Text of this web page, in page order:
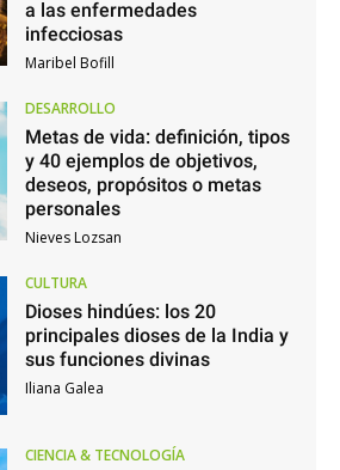
a las enfermedades
infecciosas
Maribel Bofill
DESARROLLO
Metas de vida: definición, tipos
y 40 ejemplos de objetivos,
deseos, propósitos o metas
personales
Nieves Lozsan
CULTURA
Dioses hindúes: los 20
principales dioses de la India y
sus funciones divinas
Iliana Galea
CIENCIA & TECNOLOGÍA